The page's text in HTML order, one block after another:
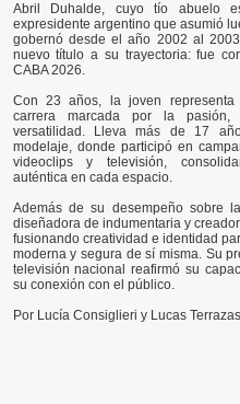
Abril Duhalde, cuyo tío abuelo
expresidente argentino que asumió
gobernó desde el año 2002 al
nuevo título a su trayectoria: fue
CABA 2026.
Con 23 años, la joven
carrera marcada por la
versatilidad. Lleva más de 17
modelaje, donde participó en
videoclips y televisión,
auténtica en cada espacio.
Además de su desempeño sobre
diseñadora de indumentaria y
fusionando creatividad e identidad
moderna y segura de sí misma. Su
televisión nacional reafirmó su
su conexión con el público.
Por Lucía Consiglieri y Lucas Terrazas